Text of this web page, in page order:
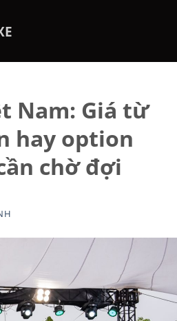
Nam: Giá từ
hay option
chờ đợi